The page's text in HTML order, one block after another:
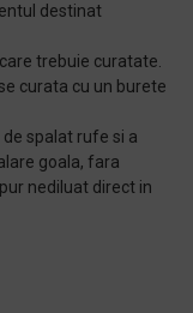
destinat
trebuie curatate.
curata cu un burete
spalat rufe si a
goala, fara
nediluat direct in